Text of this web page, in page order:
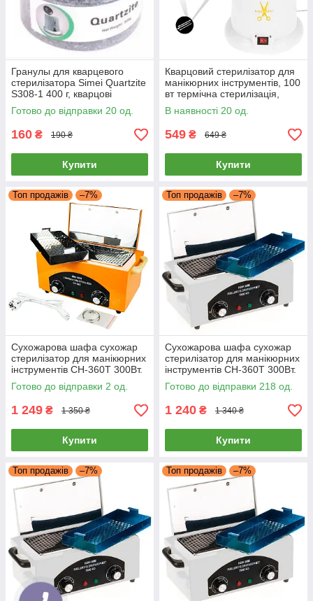
Гранулы для кварцевого
стерилізатора Simei Quartzite
S308-1 400 г, кварцові
гранули для стерилізації,
кулькі гласперенові
Готово до відправки 20 од.
160 ₴ 190 ₴
Купити
Кварцовий стерилізатор для
манікюрних інструментів, 100
вт термічна стерилізація,
гласперенові кульки
В наявності 20 од.
549 ₴ 649 ₴
Купити
Топ продажів –7%
Сухожарова шафа сухожар
стерилізатор для манікюрних
інструментів CH-360T 300Вт.
1,8Л термо шафа
Готово до відправки 2 од.
1 249 ₴ 1 350 ₴
Купити
Топ продажів –7%
Сухожарова шафа сухожар
стерилізатор для манікюрних
інструментів CH-360T 300Вт.
1,8Л термо шафа
Готово до відправки 218 од.
1 240 ₴ 1 340 ₴
Купити
Топ продажів –7% Топ продажів –7%